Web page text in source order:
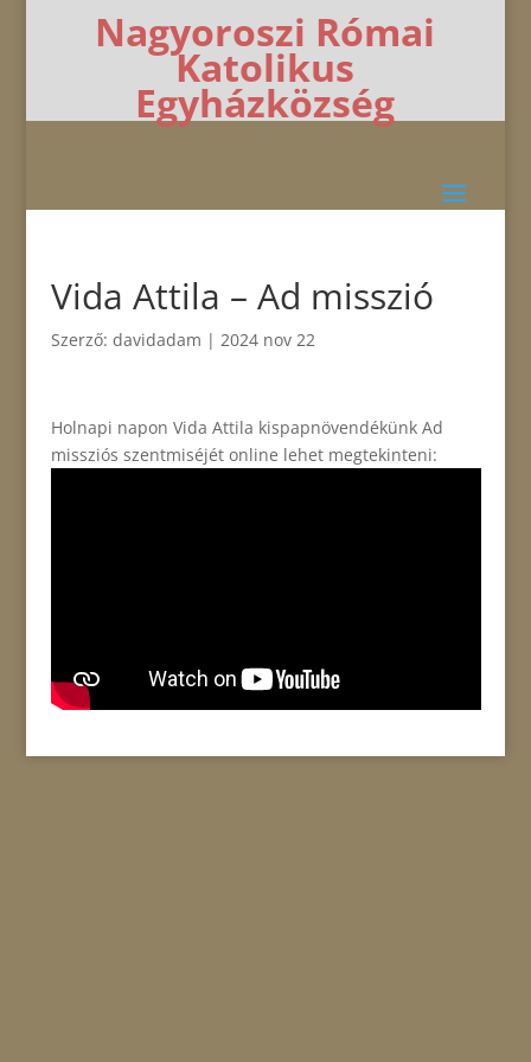
Nagyoroszi Római
Katolikus
Egyházközség
Vida Attila – Ad misszió
Szerző: davidadam | 2024 nov 22
Holnapi napon Vida Attila kispapnövendékünk Ad
missziós szentmiséjét online lehet megtekinteni: